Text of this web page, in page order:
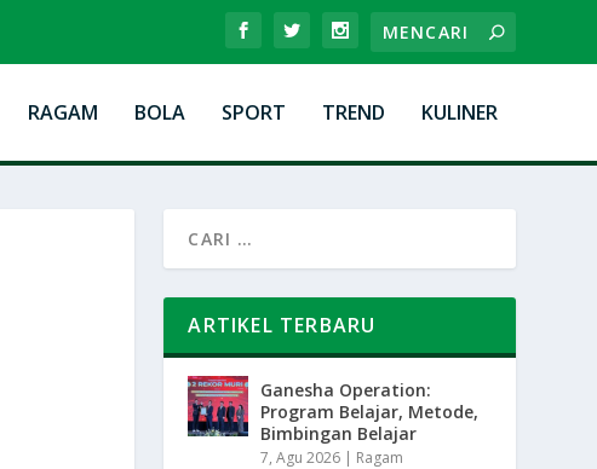
RAGAM BOLA SPORT TREND KULINER
ARTIKEL TERBARU
Ganesha Operation:
Program Belajar, Metode,
Bimbingan Belajar
7, Agu 2026 | Ragam